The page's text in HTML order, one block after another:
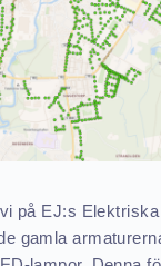
på EJ:s
gamla